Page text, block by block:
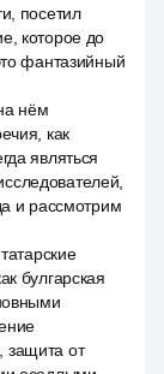
посетил
которое до
фантазийный
нём
как
являться
и рассмотрим
булгарская
защита от